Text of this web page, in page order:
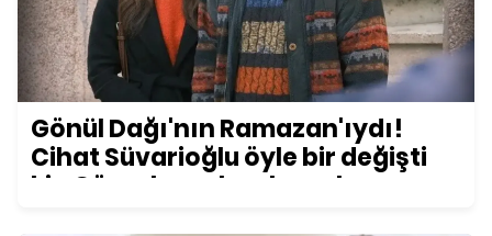
Gönül Dağı'nın Ramazan'ıydı!
Cihat Süvarioğlu öyle bir değişti
ki... Görenler şoke oluyor!